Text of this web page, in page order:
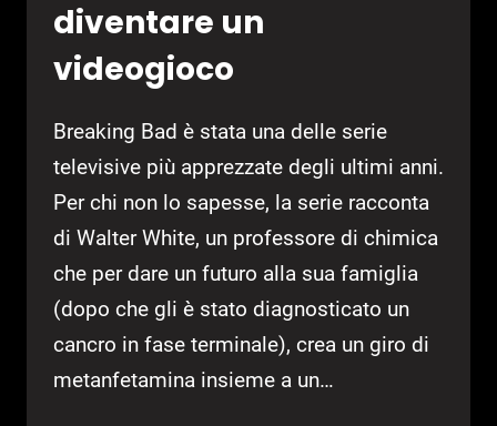
diventare un
videogioco
Breaking Bad è stata una delle serie
televisive più apprezzate degli ultimi anni.
Per chi non lo sapesse, la serie racconta
di Walter White, un professore di chimica
che per dare un futuro alla sua famiglia
(dopo che gli è stato diagnosticato un
cancro in fase terminale), crea un giro di
metanfetamina insieme a un…